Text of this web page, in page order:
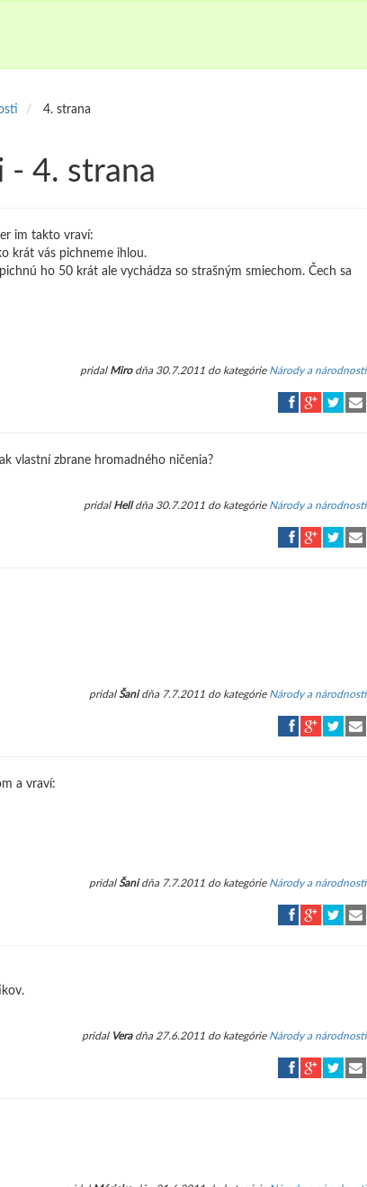
4. strana
- 4. strana
im takto vraví:
krát vás pichneme ihlou.
ho 50 krát ale vychádza so strašným smiechom. Čech sa
pridal Mirodňa 30.7.2011 do kategórie Národy a národnosti
vlastní zbrane hromadného ničenia?
pridal Helldňa 30.7.2011 do kategórie Národy a národnosti
pridalŠanidňa 7.7.2011 do kategórie Národy a národnosti
a vraví:
pridalŠanidňa 7.7.2011 do kategórie Národy a národnosti
pridal Veradňa 27.6.2011 do kategórie Národy a národnosti